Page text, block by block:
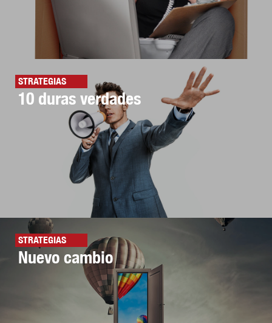
STRATEGIAS
10 duras verdades
STRATEGIAS
Nuevo cambio